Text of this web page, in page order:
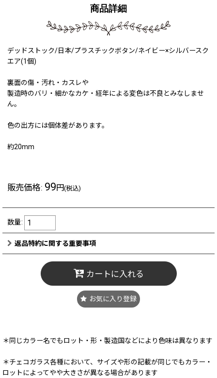
商品詳細
デッドストック/日本/プラスチックボタン/ネイビー×シルバースク
エア(1個)
裏面の傷・汚れ・カスレや
製造時のバリ・細かなカケ・経年による変色は不良とみなしませ
ん。
色の出方には個体差があります。
約20mm
販売価格: 99円(税込)
数量:
返品特約に関する重要事項
カートに入れる
お気に入り登録
＊同じカラー名でもロット・形・製造国などにより色味は異なります
＊チェコガラス各種において、サイズや形の記載が同じでもカラー・
ロットによってやや大きさが異なる場合があります